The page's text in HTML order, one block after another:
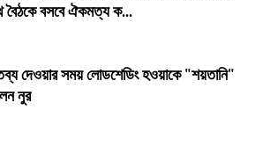
বৈঠকে বসবে ঐকমত্য ক...
দেওয়ার সময় লোডশেডিং হওয়াকে "শয়তানি"
নুর